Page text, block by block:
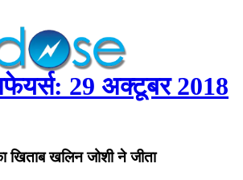
29 अक्टूबर 2018
खिताब खलिन जोशी ने जीता